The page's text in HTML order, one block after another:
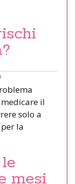
il
solo a
la
mesi